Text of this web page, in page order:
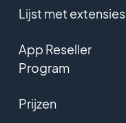
Lijst met extensies
App Reseller
Program
Prijzen